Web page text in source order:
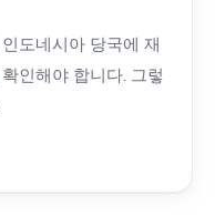
도네시아 당국에 재
인해야 합니다. 그렇